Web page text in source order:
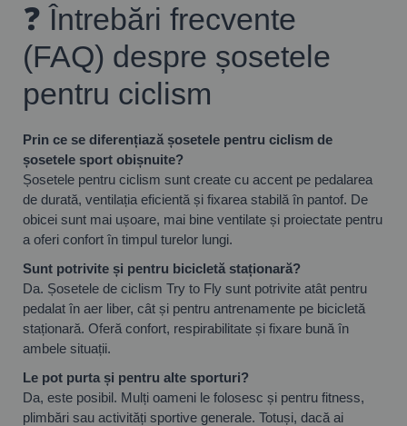
❓ Întrebări frecvente
(FAQ) despre șosetele
pentru ciclism
Prin ce se diferențiază șosetele pentru ciclism de
șosetele sport obișnuite?
Șosetele pentru ciclism sunt create cu accent pe pedalarea
de durată, ventilația eficientă și fixarea stabilă în pantof. De
obicei sunt mai ușoare, mai bine ventilate și proiectate pentru
a oferi confort în timpul turelor lungi.
Sunt potrivite și pentru bicicletă staționară?
Da. Șosetele de ciclism Try to Fly sunt potrivite atât pentru
pedalat în aer liber, cât și pentru antrenamente pe bicicletă
staționară. Oferă confort, respirabilitate și fixare bună în
ambele situații.
Le pot purta și pentru alte sporturi?
Da, este posibil. Mulți oameni le folosesc și pentru fitness,
plimbări sau activități sportive generale. Totuși, dacă ai